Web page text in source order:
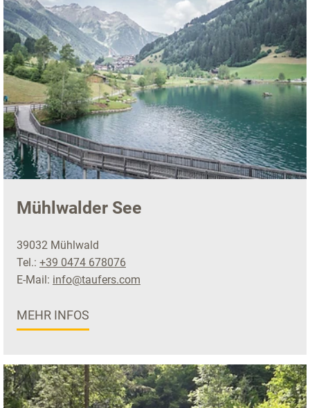
Mühlwalder See
39032 Mühlwald
Tel.: +39 0474 678076
E-Mail: info@taufers.com
MEHR INFOS